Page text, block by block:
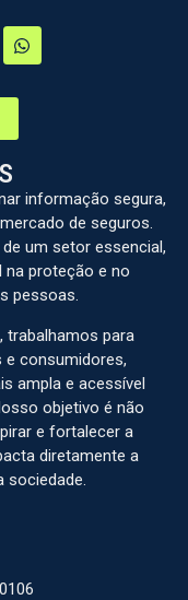
informação segura,
de seguros.
um setor essencial,
na proteção e no
pessoas.
trabalhamos para
consumidores,
ampla e acessível
objetivo é não
e fortalecer a
diretamente a